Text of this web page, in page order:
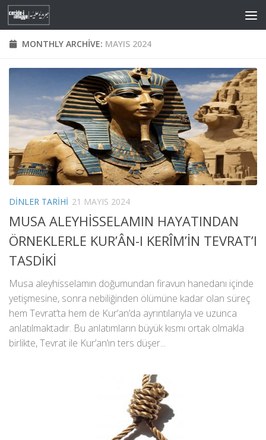
Skip to content
MONTHLY ARCHIVE: MAYIS 2024
DINLER TARIHI 21 MAYIS 2024
MUSA ALEYHİSSELAMIN HAYATINDAN
ÖRNEKLERLE KUR’ÂN-I KERÎM’İN TEVRAT’I
TASDİKİ
Musa aleyhisselamın doğumundan firavun hanedanı içinde
yetişmesine, sonra nebiliğinden ölümüne kadar olan süreç
hem Tevrat’ta hem de Kur’an’da ayrıntılarıyla ve uzunca
anlatılmaktadır. Bu anlatımların büyük kısmı ortak olmakla
birlikte, Tevrat ile Kur’an’ın ters düşer...